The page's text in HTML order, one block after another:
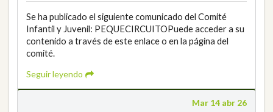
Se ha publicado el siguiente comunicado del Comité
Infantil y Juvenil: PEQUECIRCUITOPuede acceder a su
contenido a través de este enlace o en la página del
comité.
Seguir leyendo
Mar 14 abr 26